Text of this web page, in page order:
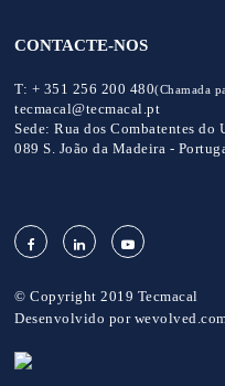
CONTACTE-NOS
T: + 351 256 200 480(Chamada
tecmacal@tecmacal.pt
Sede: Rua dos Combatentes do
089 S. João da Madeira -
© Copyright 2019 Tecmacal
Desenvolvido por